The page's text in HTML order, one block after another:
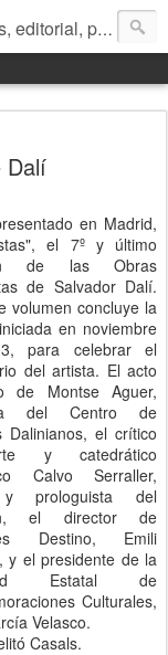
talleres de fotografía...
Dalí
en Madrid,
el 7º y último
de las Obras
de Salvador Dalí.
volumen concluye la
en noviembre
para celebrar el
del artista. El acto
de Montse Aguer,
del Centro de
Dalinianos, el crítico
y catedrático
Calvo Serraller,
prologuista del
el director de
Destino, Emili
y el presidente de la
Estatal de
Culturales,
Velasco.
Casals.